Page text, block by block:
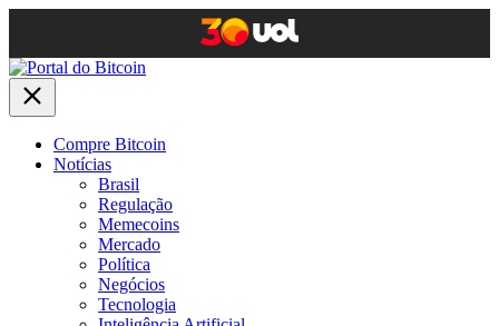
Compre Bitcoin
Notícias
Brasil
Regulação
Memecoins
Mercado
Política
Negócios
Tecnologia